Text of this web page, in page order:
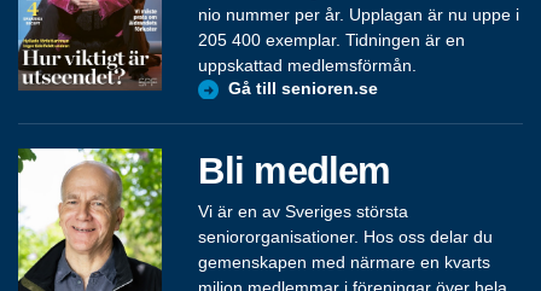
nio nummer per år. Upplagan är nu uppe i
205 400 exemplar. Tidningen är en
uppskattad medlemsförmån.
Gå till senioren.se
Bli medlem
Vi är en av Sveriges största
seniororganisationer. Hos oss delar du
gemenskapen med närmare en kvarts